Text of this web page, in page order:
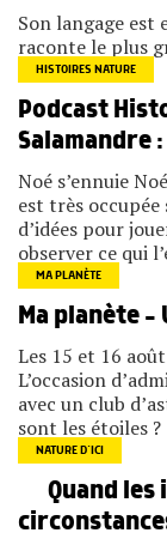
Son langage est
raconte le plus
HISTOIRES NATURE
Podcast
Salamandre
Noé s’ennuie
est très
d’idées pour
observer ce qui
MA PLANÈTE
Ma planète –
Les 15 et 16
L’occasion
avec un club
sont les étoiles ?
NATURE D’ICI
Quand